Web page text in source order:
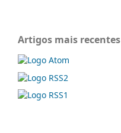
Artigos mais recentes